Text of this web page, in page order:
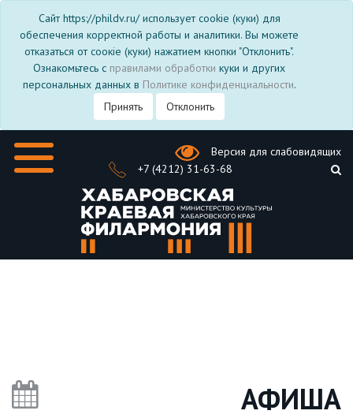
Сайт https://phildv.ru/ использует cookie (куки) для
обеспечения корректной работы и аналитики. Вы можете
отказаться от соокіе (куки) нажатием кнопки "Отклонить".
Ознакомьтесь с правилами обработки куки и других
персональных данных в Политике конфиденциальности.
Принять
Отклонить
Версия для слабовидящих
+7 (4212) 31-63-68
АФИША